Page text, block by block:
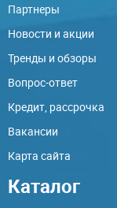
Партнеры
Новости и акции
Тренды и обзоры
Вопрос-ответ
Кредит, рассрочка
Вакансии
Карта сайта
Каталог